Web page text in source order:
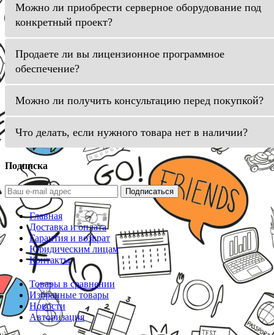
Можно ли приобрести серверное оборудование под
конкретный проект?
Продаете ли вы лицензионное программное
обеспечение?
Можно ли получить консультацию перед покупкой?
Что делать, если нужного товара нет в наличии?
Подписка
Подписаться
Главная
Доставка и оплата
Гарантия и возврат
Юридическим лицам
Контакты
Товары в сравнении
Избранные товары
Новости
Авторизация